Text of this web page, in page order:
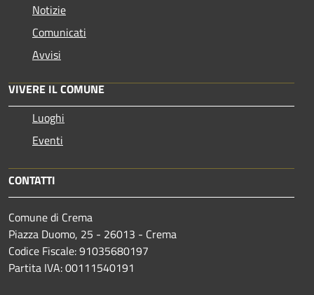
Notizie
Comunicati
Avvisi
VIVERE IL COMUNE
Luoghi
Eventi
CONTATTI
Comune di Crema
Piazza Duomo, 25 - 26013 - Crema
Codice Fiscale: 91035680197
Partita IVA: 00111540191